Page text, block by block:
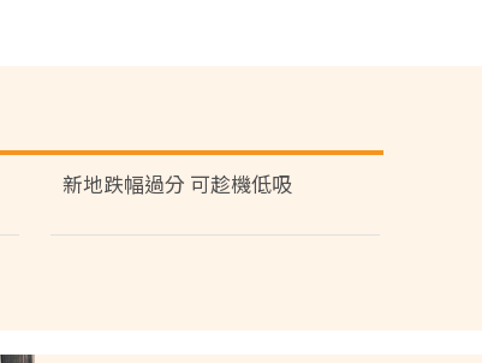
新地跌幅過分 可趁機低吸